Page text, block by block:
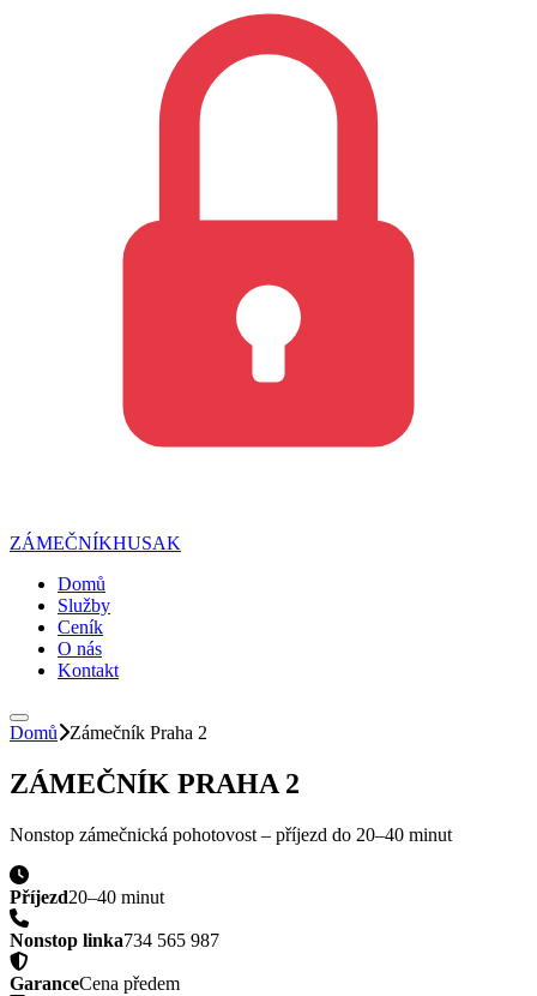
ZÁMEČNÍKHUSAK
Domů
Služby
Ceník
O nás
Kontakt
Domů Zámečník Praha 2
ZÁMEČNÍK PRAHA 2
Nonstop zámečnická pohotovost – příjezd do 20–40 minut
Příjezd20–40 minut
Nonstop linka734 565 987
GaranceCena předem